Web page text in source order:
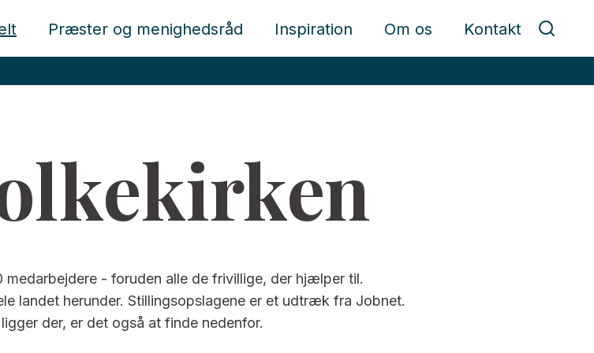
Præster og menighedsråd Inspiration Om os Kontakt
- foruden alle de frivillige, der hjælper til.
landet herunder. Stillingsopslagene er et udtræk fra Jobnet.
der, er det også at finde nedenfor.